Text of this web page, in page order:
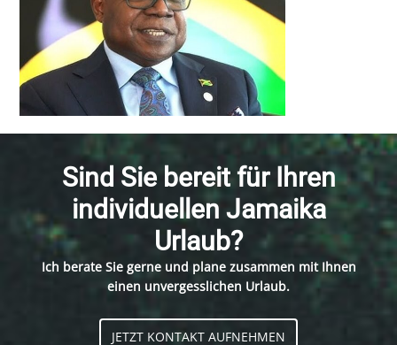
Sind Sie bereit für Ihren
individuellen Jamaika
Urlaub?
Ich berate Sie gerne und plane zusammen mit Ihnen
einen unvergesslichen Urlaub.
JETZT KONTAKT AUFNEHMEN